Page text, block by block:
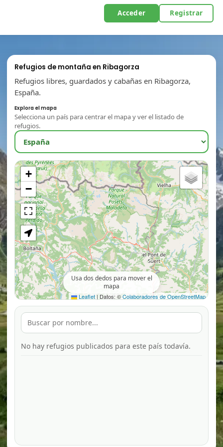
Acceder Registrar
Refugios de montaña en Ribagorza
Refugios libres, guardados y cabañas en Ribagorza,
España.
Explora el mapa
Selecciona un país para centrar el mapa y ver el listado de
refugios.
+
−
Leaflet | Datos: ©Colaboradores de OpenStreetMap
Usa dos dedos para mover el
mapa
No hay refugios publicados para este país todavía.